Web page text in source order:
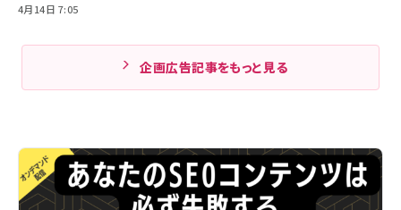
4月14日 7:05
企画広告記事をもっと見る